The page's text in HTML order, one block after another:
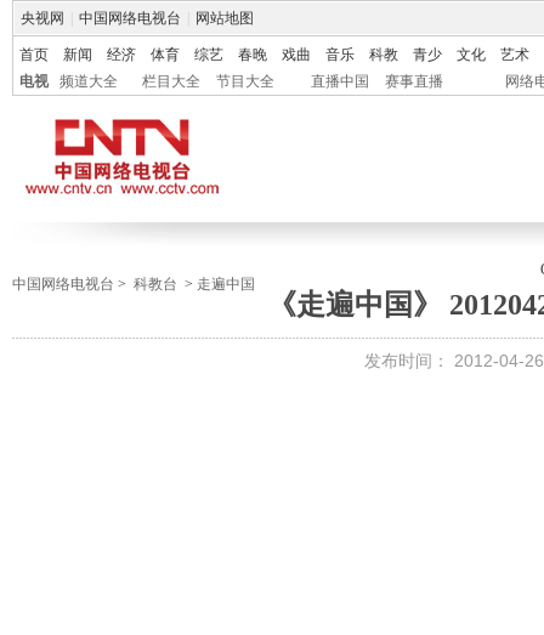
央视网 中国网络电视台 网站地图
首页 新闻 经济 体育 综艺 春晚 戏曲 音乐 科教 青少 文化
艺术
电视
频道大全 栏目大全 节目大全 直播中国 赛事直播 网络
中国网络电视台 > 科教台 > 走遍中国
《走遍中国》
发布时间： 2012-04-